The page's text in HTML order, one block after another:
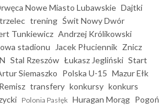
Nowe Miasto Lubawskie Dajtki
trening Świt Nowy Dwór
Tunkiewicz Andrzej Królikowski
stadionu Jacek Płuciennik Znicz
Stal Rzeszów Łukasz Jegliński Start
Siemaszko Polska U-15 Mazur Ełk
transfery konkursy konkurs
Polonia Pasłęk Huragan Morąg Pogoń